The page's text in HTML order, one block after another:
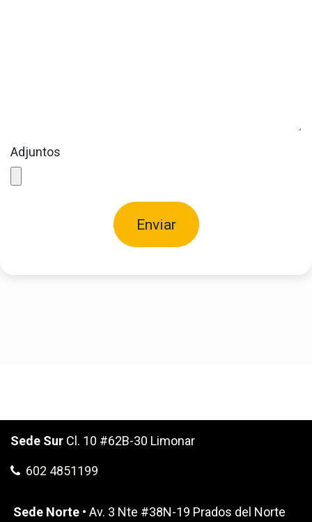
Adjuntos
Enviar
Sede Sur Cl. 10 #62B-30 Limonar
602 4851199
Sede Norte • Av. 3 Nte #38N-19 Prados del Norte